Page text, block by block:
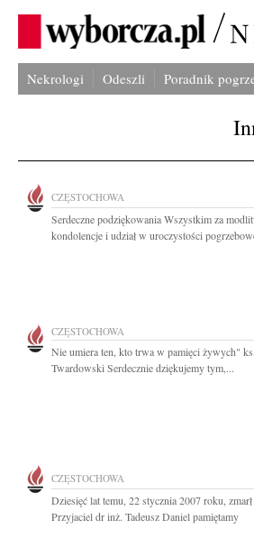
Nekrologi Odeszli Poradnik
CZĘSTOCHOWA
Serdeczne podziękowania Wszystkim za
kondolencje i udział w uroczystości
CZĘSTOCHOWA
Nie umiera ten, kto trwa w pamięci żywych"
Twardowski Serdecznie dziękujemy tym,...
CZĘSTOCHOWA
Dziesięć lat temu, 22 stycznia 2007 roku, zmarł
Przyjaciel dr inż. Tadeusz Daniel pamiętamy